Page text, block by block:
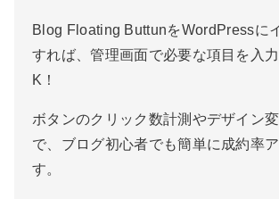
Blog Floating ButtunをWordPressに
すれば、管理画面で必要な項目を入
K！
ボタンのクリック数計測やデザイン
で、ブログ初心者でも簡単に成約率
す。